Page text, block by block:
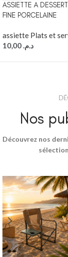
ASSIETTE A
FINE PORCELAINE
assiette Plats et
د.م.
Nos
Découvrez nos